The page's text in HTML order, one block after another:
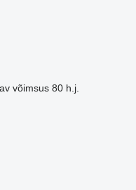
võimsus 80 h.j.